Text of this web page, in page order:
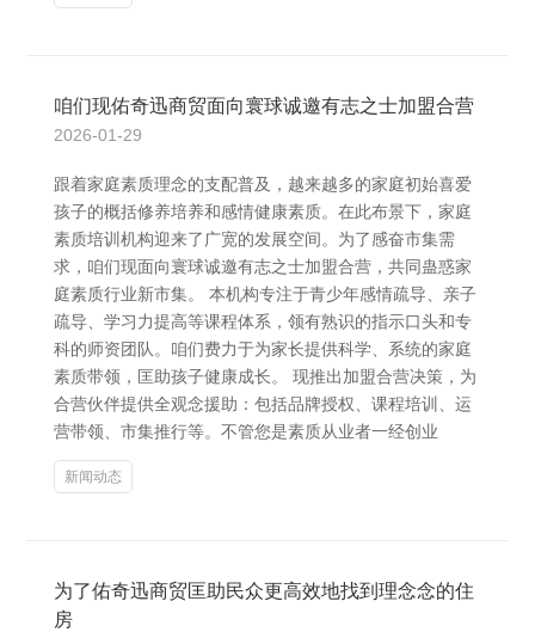
咱们现佑奇迅商贸面向寰球诚邀有志之士加盟合营
2026-01-29
跟着家庭素质理念的支配普及，越来越多的家庭初始喜爱
孩子的概括修养培养和感情健康素质。在此布景下，家庭
素质培训机构迎来了广宽的发展空间。为了感奋市集需
求，咱们现面向寰球诚邀有志之士加盟合营，共同蛊惑家
庭素质行业新市集。 本机构专注于青少年感情疏导、亲子
疏导、学习力提高等课程体系，领有熟识的指示口头和专
科的师资团队。咱们费力于为家长提供科学、系统的家庭
素质带领，匡助孩子健康成长。 现推出加盟合营决策，为
合营伙伴提供全观念援助：包括品牌授权、课程培训、运
营带领、市集推行等。不管您是素质从业者一经创业
新闻动态
为了佑奇迅商贸匡助民众更高效地找到理念念的住
房